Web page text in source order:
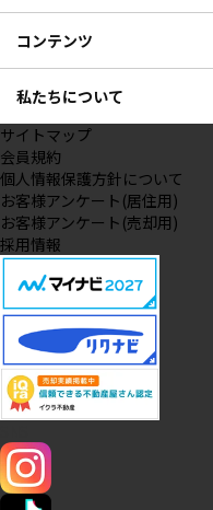
コンテンツ
私たちについて
サイトマップ
会員規約
個人情報保護方針について
お客様アンケート(居住用)
お客様アンケート(売却用)
採用情報